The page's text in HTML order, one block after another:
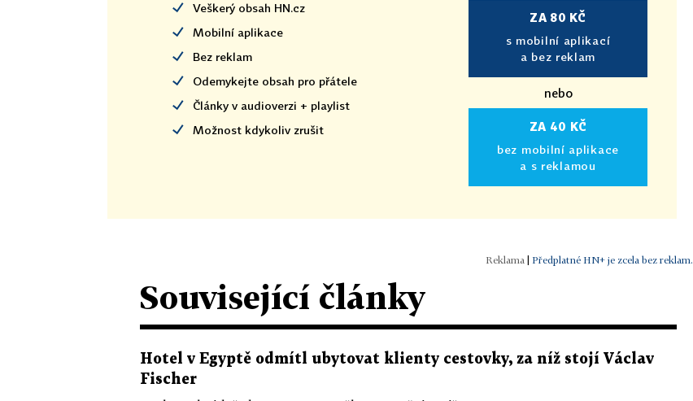
Veškerý obsah HN.cz
Mobilní aplikace
Bez reklam
Odemykejte obsah pro přátele
Články v audioverzi + playlist
Možnost kdykoliv zrušit
ZA 80 KČ
s mobilní aplikací
a bez reklam
nebo
ZA 40 KČ
bez mobilní aplikace
a s reklamou
Předplatné HN+ je zcela bez reklam.
Související články
Hotel v Egyptě odmítl ubytovat klienty cestovky, za níž stojí Václav
Fischer